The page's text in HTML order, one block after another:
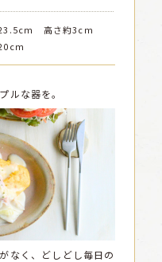
高さ約3cm
ルな器を。
なく、どしどし毎日の